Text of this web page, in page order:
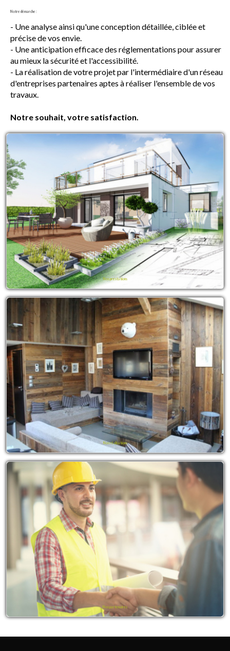
Notre démarche :
- Une analyse ainsi qu'une conception détaillée, ciblée et
précise de vos envie.
- Une anticipation efficace des réglementations pour assurer
au mieux la sécurité et l'accessibilité.
- La réalisation de votre projet par l'intermédiaire d'un réseau
d'entreprises partenaires aptes à réaliser l'ensemble de vos
travaux.
Notre souhait, votre satisfaction.
Nos prestations
Nos réalisations
Nos partenaires